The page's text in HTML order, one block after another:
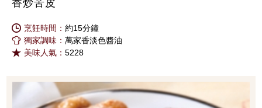
香炒苦皮
烹飪時間： 約15分鐘
獨家調味： 萬家香淡色醬油
美味人氣： 5228